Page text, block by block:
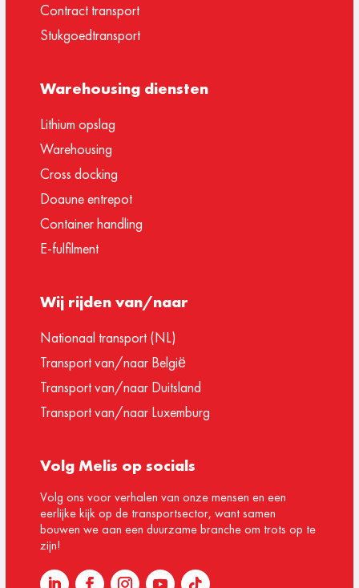
Contract transport
Stukgoedtransport
Warehousing diensten
Lithium opslag
Warehousing
Cross docking
Doaune entrepot
Container handling
E-fulfilment
Wij rijden van/naar
Nationaal transport (NL)
Transport van/naar België
Transport van/naar Duitsland
Transport van/naar Luxemburg
Volg Melis op socials
Volg ons voor verhalen van onze mensen en een
eerlijke kijk op de transportsector, want samen
bouwen we aan een duurzame branche om trots op te
zijn!